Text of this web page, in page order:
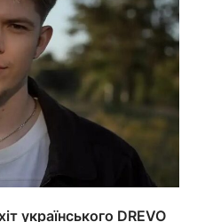
українського DREVO